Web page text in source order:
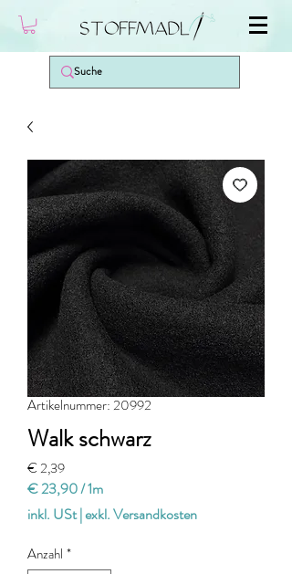
Artikelnummer: 20992
Walk schwarz
€ 2,39Preis
€ 23,90/1m
€ 23,90
pro
1
Meter
inkl. USt|exkl. Versandkosten
Anzahl *